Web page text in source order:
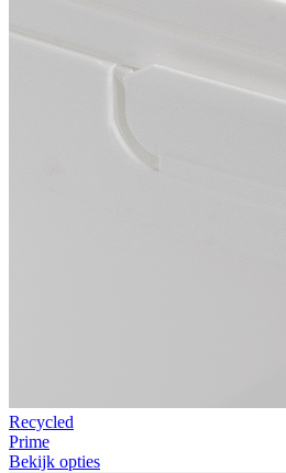
Recycled
Prime
Bekijk opties